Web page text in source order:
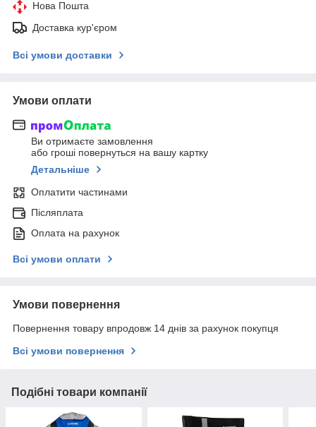
Нова Пошта
Доставка кур'єром
Всі умови доставки
Умови оплати
Ви отримаєте замовлення
або гроші повернуться на вашу картку
Детальніше
Оплатити частинами
Післяплата
Оплата на рахунок
Всі умови оплати
Умови повернення
Повернення товару впродовж 14 днів за рахунок покупця
Всі умови повернення
Подібні товари компанії